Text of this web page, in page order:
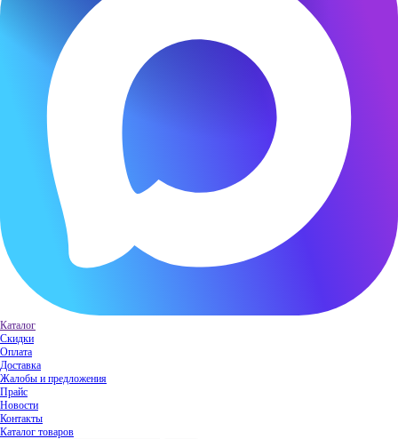
Каталог
Скидки
Оплата
Доставка
Жалобы и предложения
Прайс
Новости
Контакты
Каталог товаров